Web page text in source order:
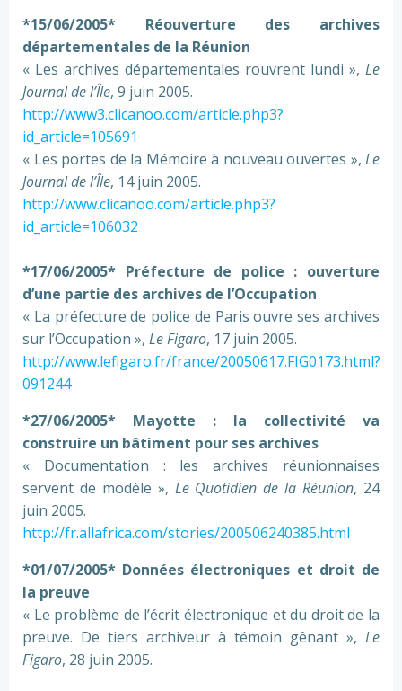
*15/06/2005* Réouverture des archives
départementales de la Réunion
« Les archives départementales rouvrent lundi », Le
Journal de l’Île, 9 juin 2005.
http://www3.clicanoo.com/article.php3?
id_article=105691
« Les portes de la Mémoire à nouveau ouvertes », Le
Journal de l’Île, 14 juin 2005.
http://www.clicanoo.com/article.php3?
id_article=106032
*17/06/2005* Préfecture de police : ouverture
d’une partie des archives de l’Occupation
« La préfecture de police de Paris ouvre ses archives
sur l’Occupation », Le Figaro, 17 juin 2005.
http://www.lefigaro.fr/france/20050617.FIG0173.html?
091244
*27/06/2005* Mayotte : la collectivité va
construire un bâtiment pour ses archives
« Documentation : les archives réunionnaises
servent de modèle », Le Quotidien de la Réunion, 24
juin 2005.
http://fr.allafrica.com/stories/200506240385.html
*01/07/2005* Données électroniques et droit de
la preuve
« Le problème de l’écrit électronique et du droit de la
preuve. De tiers archiveur à témoin gênant », Le
Figaro, 28 juin 2005.